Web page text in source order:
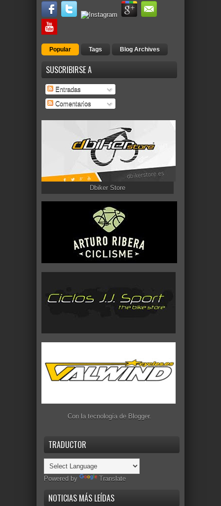
Popular Tags Blog Archives
SUSCRIBIRSE A
Entradas
Comentarios
Dbiker Store
Con la tecnología de Blogger.
TRADUCTOR
Powered by Translate
NOTICIAS MÁS LEÍDAS